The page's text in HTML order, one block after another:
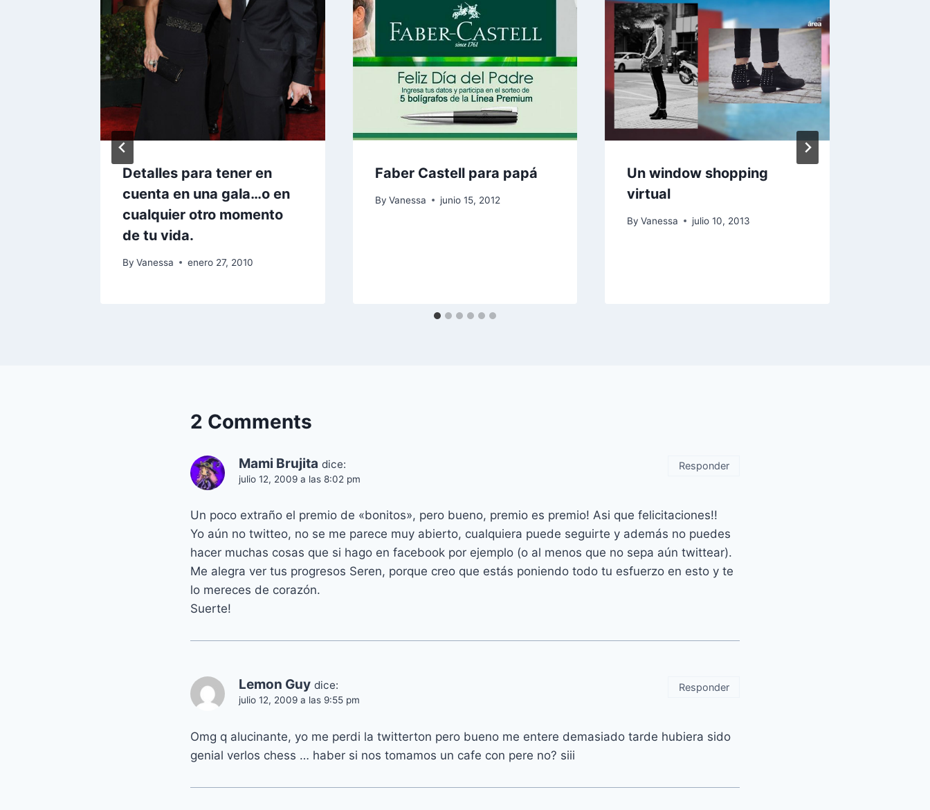
Detalles para tener en
cuenta en una gala…o en
cualquier otro momento
de tu vida.
By Vanessa enero 27, 2010
Faber Castell para papá
By Vanessa junio 15, 2012
Un window shopping
virtual
By Vanessa julio 10, 2013
2 Comments
Mami Brujita dice:
julio 12, 2009 a las 8:02 pm
Un poco extraño el premio de «bonitos», pero bueno, premio es premio! Asi que felicitaciones!!
Yo aún no twitteo, no se me parece muy abierto, cualquiera puede seguirte y además no puedes
hacer muchas cosas que si hago en facebook por ejemplo (o al menos que no sepa aún twittear).
Me alegra ver tus progresos Seren, porque creo que estás poniendo todo tu esfuerzo en esto y te
lo mereces de corazón.
Suerte!
Responder
Lemon Guy dice:
julio 12, 2009 a las 9:55 pm
Omg q alucinante, yo me perdi la twitterton pero bueno me entere demasiado tarde hubiera sido
genial verlos chess … haber si nos tomamos un cafe con pere no? siii
Responder